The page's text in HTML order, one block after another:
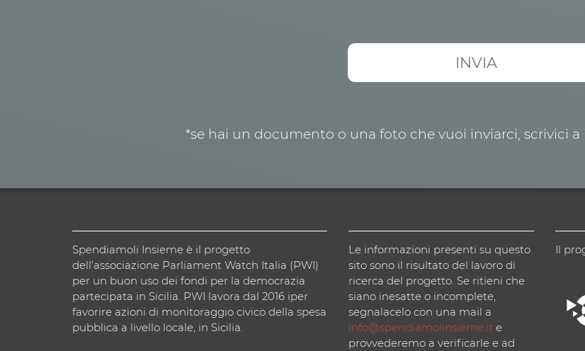
*se hai un documento o una foto che vuoi inviarci, scrivici
Spendiamoli Insieme è il progetto
dell’associazione Parliament Watch Italia (PWI)
per un buon uso dei fondi per la democrazia
partecipata in Sicilia. PWI lavora dal 2016 iper
favorire azioni di monitoraggio civico della spesa
pubblica a livello locale, in Sicilia.
Le informazioni presenti su questo
sito sono il risultato del lavoro di
ricerca del progetto. Se ritieni che
siano inesatte o incomplete,
segnalacelo con una mail a
info@spendiamolinsieme.ite
provvederemo a verificarle e ad
Il